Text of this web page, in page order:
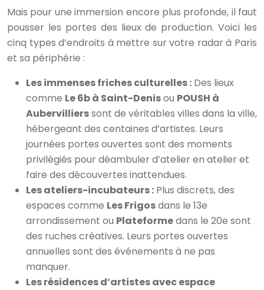
Mais pour une immersion encore plus profonde, il faut
pousser les portes des lieux de production. Voici les
cinq types d’endroits à mettre sur votre radar à Paris
et sa périphérie :
Les immenses friches culturelles : Des lieux
comme Le 6b à Saint-Denisou POUSH à
Aubervillierssont de véritables villes dans la ville,
hébergeant des centaines d’artistes. Leurs
journées portes ouvertes sont des moments
privilégiés pour déambuler d’atelier en atelier et
faire des découvertes inattendues.
Les ateliers-incubateurs : Plus discrets, des
espaces comme Les Frigosdans le 13e
arrondissement ou Plateformedans le 20e sont
des ruches créatives. Leurs portes ouvertes
annuelles sont des événements à ne pas
manquer.
Les résidences d’artistes avec espace